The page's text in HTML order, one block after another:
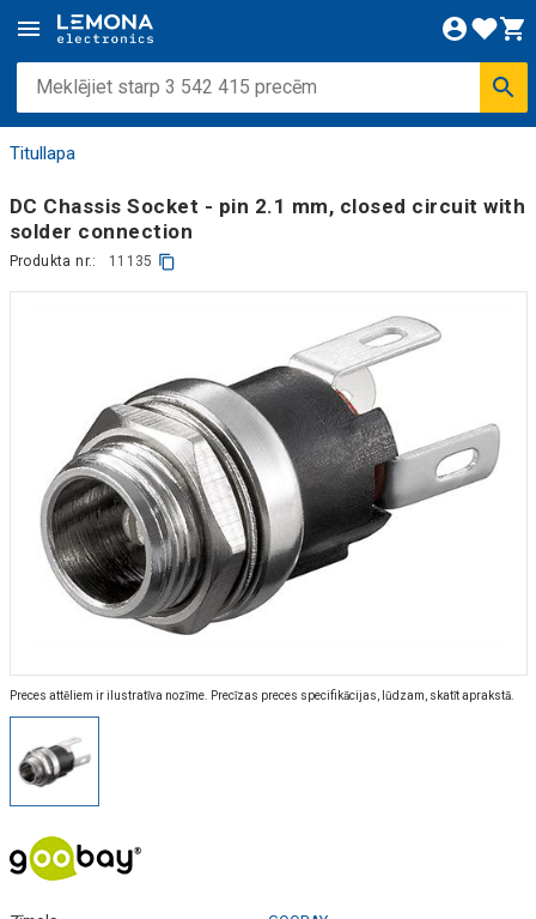
Titullapa
DC Chassis Socket - pin 2.1 mm, closed circuit with
solder connection
Produkta nr.: 11135
Preces attēliem ir ilustratīva nozīme. Precīzas preces specifikācijas, lūdzam, skatīt aprakstā.